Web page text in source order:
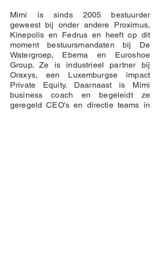
Mimi is sinds 2005 bestuurder
geweest bij onder andere Proximus,
Kinepolis en Fedrus en heeft op dit
moment bestuursmandaten bij De
Watergroep, Ebema en Euroshoe
Group. Ze is industrieel partner bij
Oraxys, een Luxemburgse impact
Private Equity. Daarnaast is Mimi
business coach en begeleidt ze
geregeld CEO's en directie teams in